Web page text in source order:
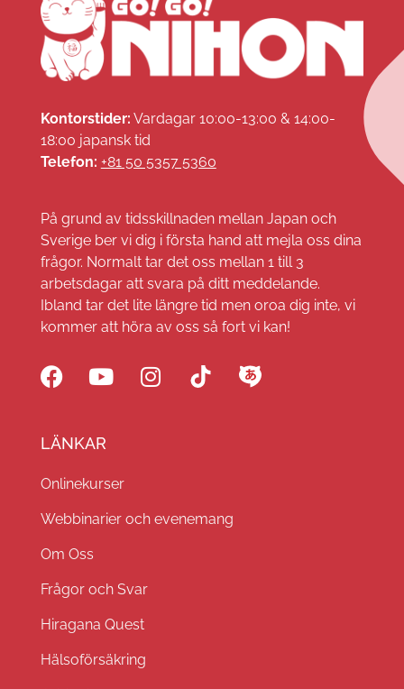
Kontorstider: Vardagar 10:00-13:00 & 14:00-
18:00 japansk tid
Telefon: +81 50 5357 5360
På grund av tidsskillnaden mellan Japan och
Sverige ber vi dig i första hand att mejla oss dina
frågor. Normalt tar det oss mellan 1 till 3
arbetsdagar att svara på ditt meddelande.
Ibland tar det lite längre tid men oroa dig inte, vi
kommer att höra av oss så fort vi kan!
LÄNKAR
Onlinekurser
Webbinarier och evenemang
Om Oss
Frågor och Svar
Hiragana Quest
Hälsoförsäkring